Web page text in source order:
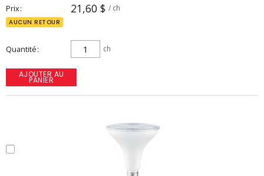
Prix 21,60 $ / ch
AUCUN RETOUR
Quantité ch
AJOUTER AU
PANIER